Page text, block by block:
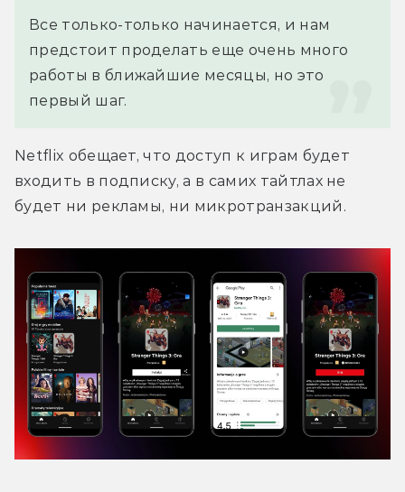
Все только-только начинается, и нам
предстоит проделать еще очень много
работы в ближайшие месяцы, но это
первый шаг.
Netflix обещает, что доступ к играм будет
входить в подписку, а в самих тайтлах не
будет ни рекламы, ни микротранзакций.